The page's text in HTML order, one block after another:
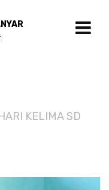
KELIMA SD